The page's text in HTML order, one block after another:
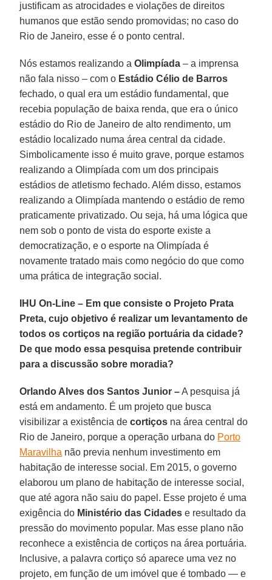
justificam as atrocidades e violações de direitos
humanos que estão sendo promovidas; no caso do
Rio de Janeiro, esse é o ponto central.
Nós estamos realizando aOlimpíada – a imprensa
não fala nisso – com o Estádio Célio de Barros
fechado, o qual era um estádio fundamental, que
recebia população de baixa renda, que era o único
estádio do Rio de Janeiro de alto rendimento, um
estádio localizado numa área central da cidade.
Simbolicamente isso é muito grave, porque estamos
realizando a Olimpíada com um dos principais
estádios de atletismo fechado. Além disso, estamos
realizando a Olimpíada mantendo o estádio de remo
praticamente privatizado. Ou seja, há uma lógica que
nem sob o ponto de vista do esporte existe a
democratização, e o esporte na Olimpíada é
novamente tratado mais como negócio do que como
uma prática de integração social.
IHU On-Line – Em que consiste o Projeto Prata
Preta, cujo objetivo é realizar um levantamento de
todos os cortiços na região portuária da cidade?
De que modo essa pesquisa pretende contribuir
para a discussão sobre moradia?
Orlando Alves dos Santos Junior –A pesquisa já
está em andamento. É um projeto que busca
visibilizar a existência decortiços na área central do
Rio de Janeiro, porque a operação urbana do Porto
Maravilha não previa nenhum investimento em
habitação de interesse social. Em 2015, o governo
elaborou um plano de habitação de interesse social,
que até agora não saiu do papel. Esse projeto é uma
exigência do Ministério das Cidades e resultado da
pressão do movimento popular. Mas esse plano não
reconhece a existência de cortiços na área portuária.
Inclusive, a palavra cortiço só aparece uma vez no
projeto, em função de um imóvel que é tombado — e